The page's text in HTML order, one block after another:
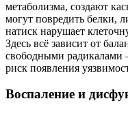
метаболизма, создают
могут повредить белки,
натиск нарушает
Здесь всё зависит от
свободными
риск появления
Воспаление и